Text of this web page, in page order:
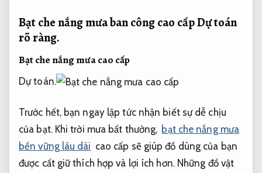
Bạt che nắng mưa ban công cao cấpDự toán
rõ ràng.
Bạt che nắng mưa cao cấp
Dự toán.
Trước hết, bạn ngay lập tức nhận biết sự dễ chịu
của bạt. Khi trời mưa bất thường, bạt che nắng mưa
bền vững lâu dài cao cấp sẽ giúp đồ dùng của bạn
được cất giữ thích hợp và lợi ích hơn. Những đồ vật